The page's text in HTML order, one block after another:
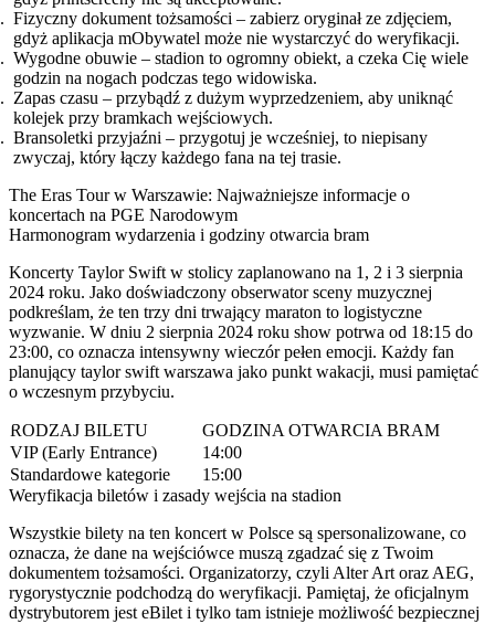
Fizyczny dokument tożsamości – zabierz oryginał ze zdjęciem,
gdyż aplikacja mObywatel może nie wystarczyć do weryfikacji.
Wygodne obuwie – stadion to ogromny obiekt, a czeka Cię wiele
godzin na nogach podczas tego widowiska.
Zapas czasu – przybądź z dużym wyprzedzeniem, aby uniknąć
kolejek przy bramkach wejściowych.
Bransoletki przyjaźni – przygotuj je wcześniej, to niepisany
zwyczaj, który łączy każdego fana na tej trasie.
The Eras Tour w Warszawie: Najważniejsze informacje o
koncertach na PGE Narodowym
Harmonogram wydarzenia i godziny otwarcia bram
Koncerty Taylor Swift w stolicy zaplanowano na 1, 2 i 3 sierpnia
2024 roku. Jako doświadczony obserwator sceny muzycznej
podkreślam, że ten trzy dni trwający maraton to logistyczne
wyzwanie. W dniu 2 sierpnia 2024 roku show potrwa od 18:15 do
23:00, co oznacza intensywny wieczór pełen emocji. Każdy fan
planujący taylor swift warszawa jako punkt wakacji, musi pamiętać
o wczesnym przybyciu.
RODZAJ BILETU
GODZINA OTWARCIA BRAM
VIP (Early Entrance)
14:00
Standardowe kategorie
15:00
Weryfikacja biletów i zasady wejścia na stadion
Wszystkie bilety na ten koncert w Polsce są spersonalizowane, co
oznacza, że dane na wejściówce muszą zgadzać się z Twoim
dokumentem tożsamości. Organizatorzy, czyli Alter Art oraz AEG,
rygorystycznie podchodzą do weryfikacji. Pamiętaj, że oficjalnym
dystrybutorem jest eBilet i tylko tam istnieje możliwość bezpiecznej